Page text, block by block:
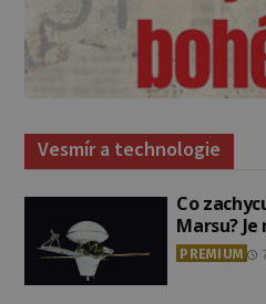
Vesmír a technologie
Co
Marsu?
PREMIUM